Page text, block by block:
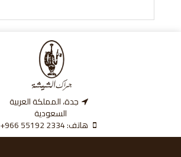
جدة، المملكة العربية
السعودية
هاتف:‎+966 55192 2334